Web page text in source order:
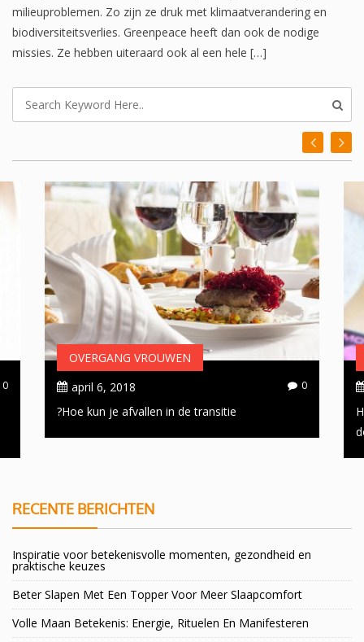
milieuproblemen. Zo zijn ze druk met klimaatverandering en
biodiversiteitsverlies. Greenpeace heeft dan ook de nodige
missies. Ze hebben uiteraard ook al een hele […]
OVERGANG VROUWEN
april 6, 2018
0
Hoe kun je afvallen in de transitie?
0
RECENTE BERICHTEN
Inspiratie voor betekenisvolle momenten, gezondheid en
praktische keuzes
Beter Slapen Met Een Topper Voor Meer Slaapcomfort
Volle Maan Betekenis: Energie, Rituelen En Manifesteren